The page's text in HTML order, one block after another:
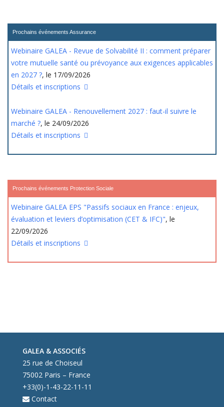
Prochains événements Assurance
Webinaire GALEA - Revue de Solvabilité II : comment préparer
votre mutuelle santé ou prévoyance aux exigences applicables
en 2027 ?, le 17/09/2026
Détails et inscriptions
Webinaire GALEA - Renouvellement 2027 : faut-il suivre le
marché ?, le 24/09/2026
Détails et inscriptions
Prochains événements Protection Sociale
Webinaire GALEA EPS "Passifs sociaux en France : enjeux,
évaluation et leviers d’optimisation (CET & IFC)", le
22/09/2026
Détails et inscriptions
GALEA & ASSOCIÉS
25 rue de Choiseul
75002 Paris – France
+33(0)-1-43-22-11-11
Contact